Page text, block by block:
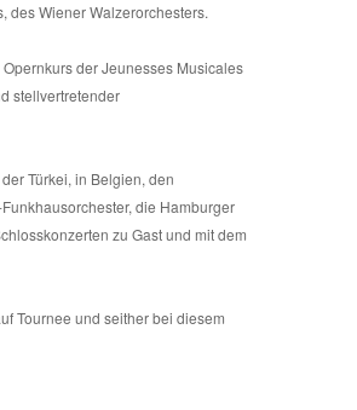
des Wiener Walzerorchesters.
der Jeunesses Musicales
stellvertretender
Türkei, in Belgien, den
die Hamburger
zu Gast und mit dem
Tournee und seither bei diesem